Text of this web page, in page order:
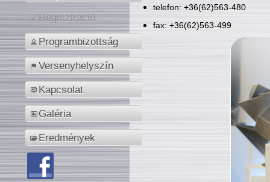
Regisztráció
Programbizottság
Versenyhelyszín
Kapcsolat
Galéria
Eredmények
telefon: +36(62)563-480
fax: +36(62)563-499